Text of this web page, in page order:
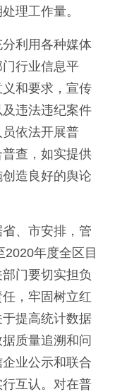
理工作量。
利用各种媒体
行业信息平
和要求，宣传
违法违纪案件
依法开展普
查，如实提供
造良好的舆论
、市安排，管
年度全区目
门要切实担负
，牢固树立红
提高统计数据
质量追溯和问
业公示和联合
互认。对在普